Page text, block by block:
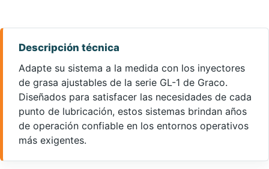
Adapte su sistema a la medida con los inyectores
de grasa ajustables de la serie GL-1 de Graco.
Diseñados para satisfacer las necesidades de cada
punto de lubricación, estos sistemas brindan años
de operación confiable en los entornos operativos
más exigentes.